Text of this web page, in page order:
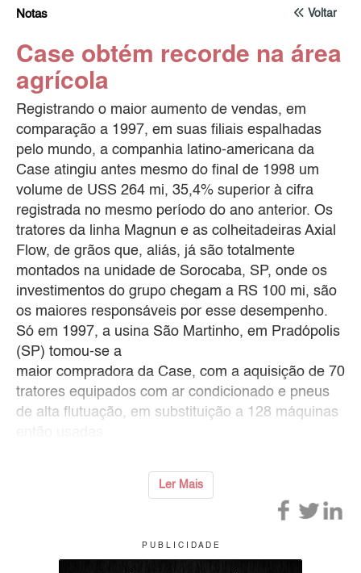
Voltar
Notas
Case obtém recorde na área
agrícola
Registrando o maior aumento de vendas, em
comparação a 1997, em suas filiais espalhadas
pelo mundo, a companhia latino-americana da
Case atingiu antes mesmo do final de 1998 um
volume de USS 264 mi, 35,4% superior à cifra
registrada no mesmo período do ano anterior. Os
tratores da linha Magnun e as colheitadeiras Axial
Flow, de grãos que, aliás, já são totalmente
montados na unidade de Sorocaba, SP, onde os
investimentos do grupo chegam a RS 100 mi, são
os maiores responsáveis por esse desempenho.
Só em 1997, a usina São Martinho, em Pradópolis
(SP) tomou-se a
maior compradora da Case, com a aquisição de 70
tratores equipados com ar condicionado e pneus
de alta flutuação, em substituição a 128 máquinas
Ler Mais
P U B L I C I D A D E